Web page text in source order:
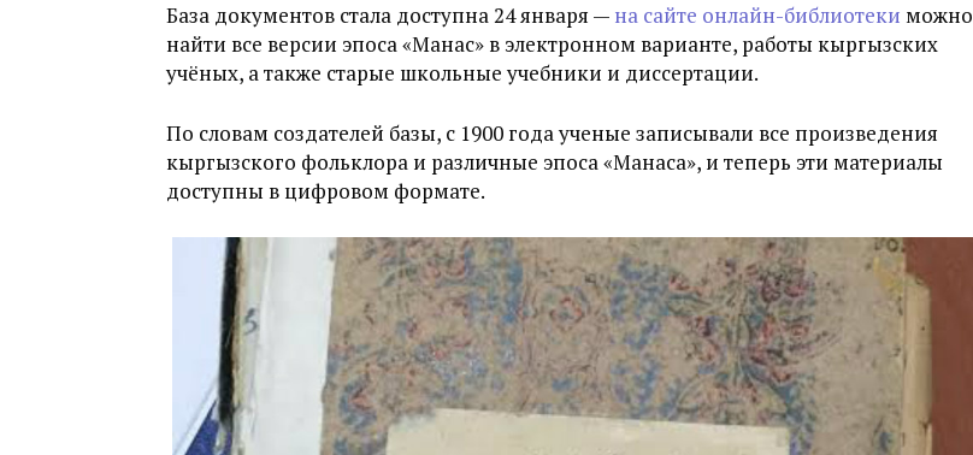
База документов стала доступна 24 января — на сайте онлайн-библиотеки можно
найти все версии эпоса «Манас» в электронном варианте, работы кыргызских
учёных, а также старые школьные учебники и диссертации.
По словам создателей базы, с 1900 года ученые записывали все произведения
кыргызского фольклора и различные эпоса «Манаса», и теперь эти материалы
доступны в цифровом формате.